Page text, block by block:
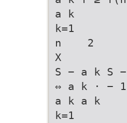
a k
k=1
n    2 
X
S − a k S
⇔ a k · −
a k a k
k=1